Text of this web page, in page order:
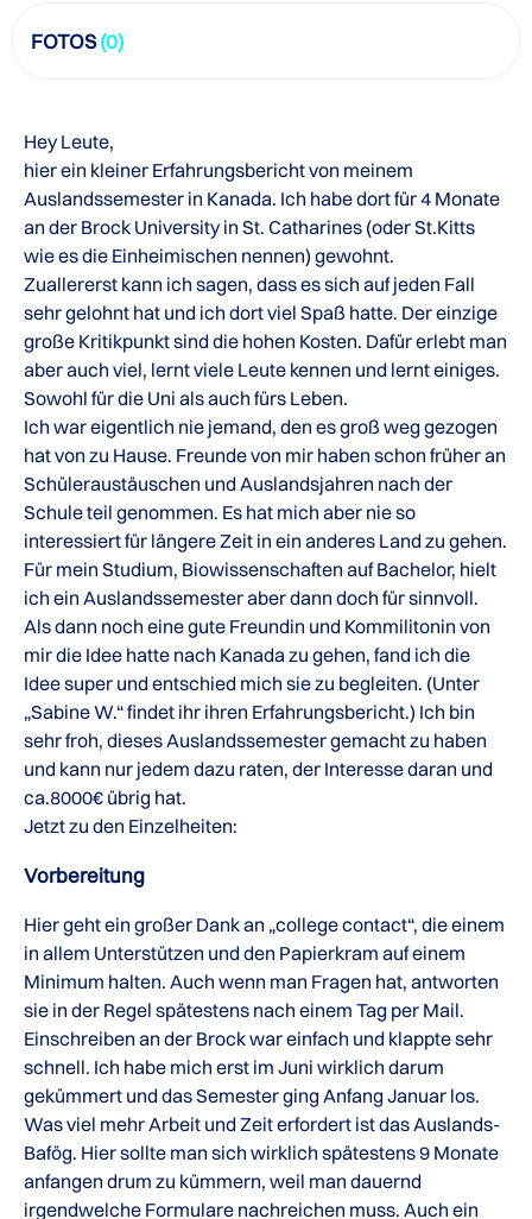
FOTOS(0)
Hey Leute,
hier ein kleiner Erfahrungsbericht von meinem
Auslandssemester in Kanada. Ich habe dort für 4 Monate
an der Brock University in St. Catharines (oder St.Kitts
wie es die Einheimischen nennen) gewohnt.
Zuallererst kann ich sagen, dass es sich auf jeden Fall
sehr gelohnt hat und ich dort viel Spaß hatte. Der einzige
große Kritikpunkt sind die hohen Kosten. Dafür erlebt man
aber auch viel, lernt viele Leute kennen und lernt einiges.
Sowohl für die Uni als auch fürs Leben.
Ich war eigentlich nie jemand, den es groß weg gezogen
hat von zu Hause. Freunde von mir haben schon früher an
Schüleraustäuschen und Auslandsjahren nach der
Schule teil genommen. Es hat mich aber nie so
interessiert für längere Zeit in ein anderes Land zu gehen.
Für mein Studium, Biowissenschaften auf Bachelor, hielt
ich ein Auslandssemester aber dann doch für sinnvoll.
Als dann noch eine gute Freundin und Kommilitonin von
mir die Idee hatte nach Kanada zu gehen, fand ich die
Idee super und entschied mich sie zu begleiten. (Unter
„Sabine W.“ findet ihr ihren Erfahrungsbericht.) Ich bin
sehr froh, dieses Auslandssemester gemacht zu haben
und kann nur jedem dazu raten, der Interesse daran und
ca.8000€ übrig hat.
Jetzt zu den Einzelheiten:
Vorbereitung
Hier geht ein großer Dank an „college contact“, die einem
in allem Unterstützen und den Papierkram auf einem
Minimum halten. Auch wenn man Fragen hat, antworten
sie in der Regel spätestens nach einem Tag per Mail.
Einschreiben an der Brock war einfach und klappte sehr
schnell. Ich habe mich erst im Juni wirklich darum
gekümmert und das Semester ging Anfang Januar los.
Was viel mehr Arbeit und Zeit erfordert ist das Auslands-
Bafög. Hier sollte man sich wirklich spätestens 9 Monate
anfangen drum zu kümmern, weil man dauernd
irgendwelche Formulare nachreichen muss. Auch ein